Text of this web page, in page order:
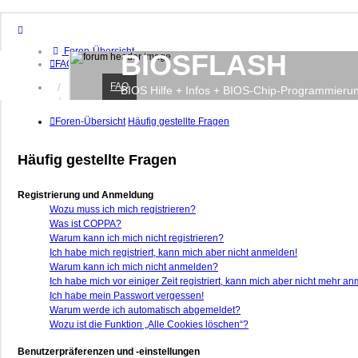
Foren-Übersicht
FAQ
Anmelden
Registrieren
BIOSFLASH
BIOS Hilfe + Infos + BIOS-Chip-
FAQ
Foren-Übersicht Häufig gestellte Fragen
Häufig gestellte Fragen
Registrierung und Anmeldung
Wozu muss ich mich registrieren?
Was ist COPPA?
Warum kann ich mich nicht registrieren?
Ich habe mich registriert, kann mich aber nicht anmelden!
Warum kann ich mich nicht anmelden?
Ich habe mich vor einiger Zeit registriert, kann mich aber nicht mehr
Ich habe mein Passwort vergessen!
Warum werde ich automatisch abgemeldet?
Wozu ist die Funktion „Alle Cookies löschen“?
Benutzerpräferenzen und -einstellungen